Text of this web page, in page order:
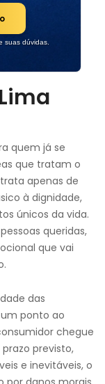
suas dúvidas.
quem já se
que tratam o
apenas de
à dignidade,
únicos da vida.
queridas,
que vai
das
ponto ao
chegue
previsto,
e inevitáveis, o